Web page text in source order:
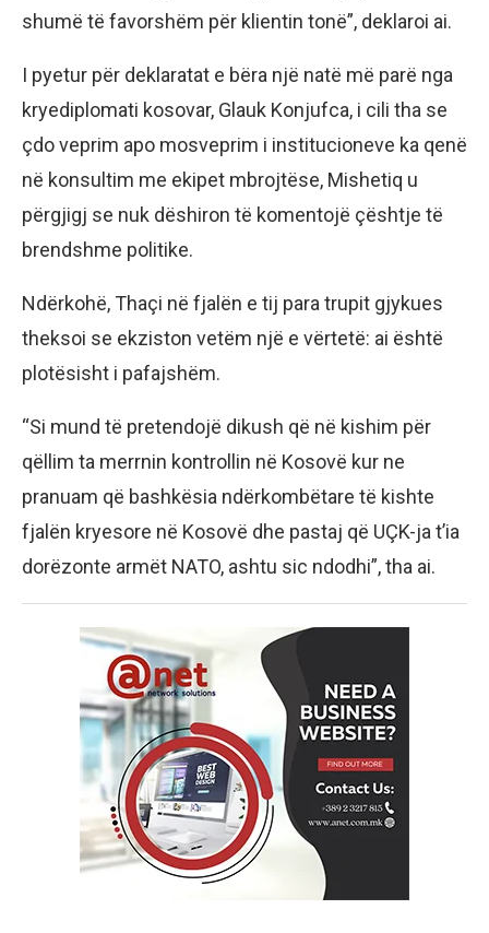
shumë të favorshëm për klientin tonë”, deklaroi ai.
I pyetur për deklaratat e bëra një natë më parë nga
kryediplomati kosovar, Glauk Konjufca, i cili tha se
çdo veprim apo mosveprim i institucioneve ka qenë
në konsultim me ekipet mbrojtëse, Mishetiq u
përgjigj se nuk dëshiron të komentojë çështje të
brendshme politike.
Ndërkohë, Thaçi në fjalën e tij para trupit gjykues
theksoi se ekziston vetëm një e vërtetë: ai është
plotësisht i pafajshëm.
“Si mund të pretendojë dikush që në kishim për
qëllim ta merrnin kontrollin në Kosovë kur ne
pranuam që bashkësia ndërkombëtare të kishte
fjalën kryesore në Kosovë dhe pastaj që UÇK-ja t’ia
dorëzonte armët NATO, ashtu sic ndodhi”, tha ai.